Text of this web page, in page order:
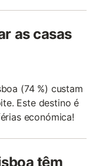
as casas
(74 %) custam
Este destino é
económica!
têm